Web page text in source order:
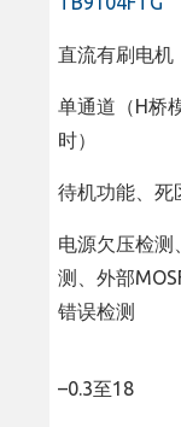
直流有刷电机
单通道（H桥
时）
待机功能、死
电源欠压检测
测、外部
错误检测
–0.3至18